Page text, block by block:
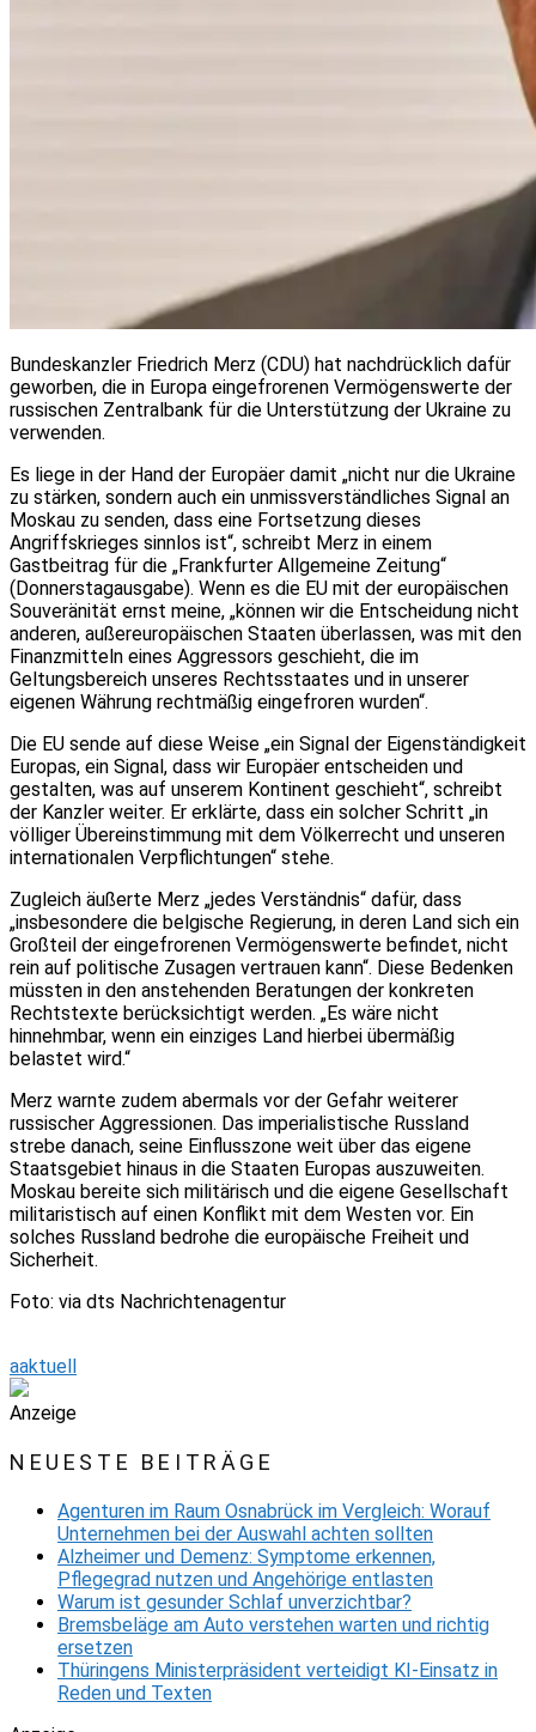
Bundeskanzler Friedrich Merz (CDU) hat nachdrücklich dafür
geworben, die in Europa eingefrorenen Vermögenswerte der
russischen Zentralbank für die Unterstützung der Ukraine zu
verwenden.
Es liege in der Hand der Europäer damit „nicht nur die Ukraine
zu stärken, sondern auch ein unmissverständliches Signal an
Moskau zu senden, dass eine Fortsetzung dieses
Angriffskrieges sinnlos ist“, schreibt Merz in einem
Gastbeitrag für die „Frankfurter Allgemeine Zeitung“
(Donnerstagausgabe). Wenn es die EU mit der europäischen
Souveränität ernst meine, „können wir die Entscheidung nicht
anderen, außereuropäischen Staaten überlassen, was mit den
Finanzmitteln eines Aggressors geschieht, die im
Geltungsbereich unseres Rechtsstaates und in unserer
eigenen Währung rechtmäßig eingefroren wurden“.
Die EU sende auf diese Weise „ein Signal der Eigenständigkeit
Europas, ein Signal, dass wir Europäer entscheiden und
gestalten, was auf unserem Kontinent geschieht“, schreibt
der Kanzler weiter. Er erklärte, dass ein solcher Schritt „in
völliger Übereinstimmung mit dem Völkerrecht und unseren
internationalen Verpflichtungen“ stehe.
Zugleich äußerte Merz „jedes Verständnis“ dafür, dass
„insbesondere die belgische Regierung, in deren Land sich ein
Großteil der eingefrorenen Vermögenswerte befindet, nicht
rein auf politische Zusagen vertrauen kann“. Diese Bedenken
müssten in den anstehenden Beratungen der konkreten
Rechtstexte berücksichtigt werden. „Es wäre nicht
hinnehmbar, wenn ein einziges Land hierbei übermäßig
belastet wird.“
Merz warnte zudem abermals vor der Gefahr weiterer
russischer Aggressionen. Das imperialistische Russland
strebe danach, seine Einflusszone weit über das eigene
Staatsgebiet hinaus in die Staaten Europas auszuweiten.
Moskau bereite sich militärisch und die eigene Gesellschaft
militaristisch auf einen Konflikt mit dem Westen vor. Ein
solches Russland bedrohe die europäische Freiheit und
Sicherheit.
Foto: via dts Nachrichtenagentur
aaktuell
Anzeige
NEUESTE BEITRÄGE
Agenturen im Raum Osnabrück im Vergleich: Worauf
Unternehmen bei der Auswahl achten sollten
Alzheimer und Demenz: Symptome erkennen,
Pflegegrad nutzen und Angehörige entlasten
Warum ist gesunder Schlaf unverzichtbar?
Bremsbeläge am Auto verstehen warten und richtig
ersetzen
Thüringens Ministerpräsident verteidigt KI-Einsatz in
Reden und Texten